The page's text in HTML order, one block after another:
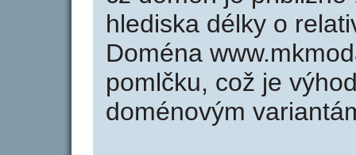
hlediska délky o
Doména
pomlčku, což je
doménovým